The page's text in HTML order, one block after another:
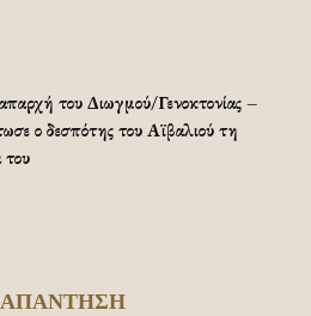
του Διωγμού/Γενοκτονίας –
ο δεσπότης του Αϊβαλιού τη
του